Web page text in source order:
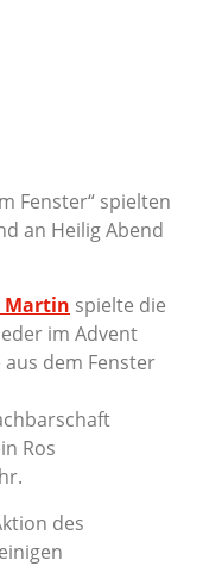
Fenster“ spielten
an Heilig Abend
Martin spielte die
im Advent
dem Fenster
Ros
des